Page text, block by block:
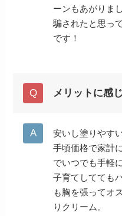
ーンもあがりま
騙されたと思っ
です！
メリットに感
安いし塗りやす
手頃価格で家計
でいつでも手軽
子育てしてても
も胸を張ってオ
りクリーム。